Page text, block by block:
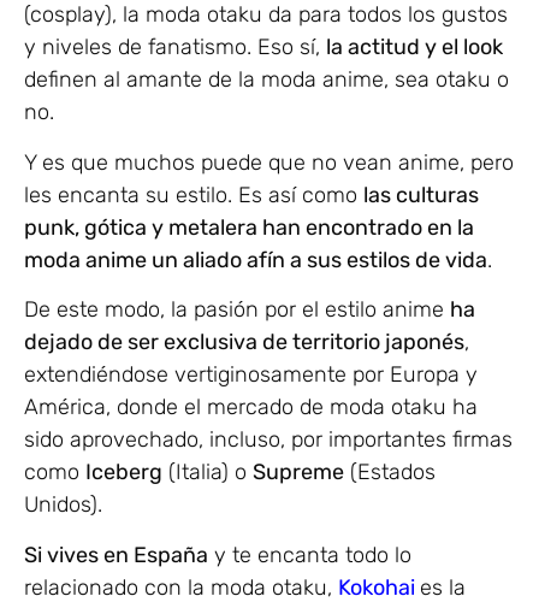
(cosplay), la moda otaku da para todos los gustos
y niveles de fanatismo. Eso sí, la actitud y el look
definen al amante de la moda anime, sea otaku o
no.
Y es que muchos puede que no vean anime, pero
les encanta su estilo. Es así como las culturas
punk, gótica y metalera han encontrado en la
moda anime un aliado afín a sus estilos de vida.
De este modo, la pasión por el estilo anime ha
dejado de ser exclusiva de territorio japonés,
extendiéndose vertiginosamente por Europa y
América, donde el mercado de moda otaku ha
sido aprovechado, incluso, por importantes firmas
como Iceberg (Italia) o Supreme (Estados
Unidos).
Si vives en España y te encanta todo lo
relacionado con la moda otaku, Kokohai es la